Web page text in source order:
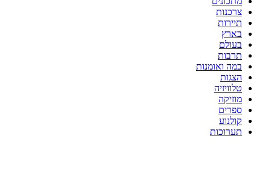
צרכנות
תיירות
בארץ
בעולם
תרבות
במה ואומנות
הצגות
טלוויזיה
מוזיקה
ספרים
קולנוע
תערוכות